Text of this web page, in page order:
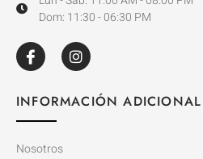
Dom: 11:30 - 06:30 PM
INFORMACIÓN ADICIONAL
Nosotros